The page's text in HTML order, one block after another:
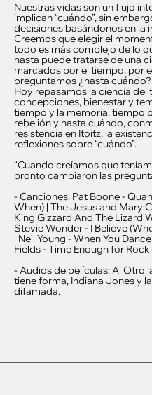
Nuestras vidas son un flujo
implican “cuándo”, sin
decisiones basándonos en la
Creemos que elegir el
todo es más complejo de lo
hasta puede tratarse de una
marcados por el tiempo, por
preguntamos ¿hasta cuándo?
Hoy repasamos la ciencia
concepciones, bienestar y
tiempo y la memoria, tiempo
rebelión y hasta cuándo,
resistencia en Itoitz, la
reflexiones sobre “cuándo”.
“Cuando creíamos que
pronto cambiaron las
- Canciones: Pat Boone -
When) | The Jesus and Mary
King Gizzard And The Lizard
Stevie Wonder - I Believe
| Neil Young - When You
Fields - Time Enough for
- Audios de películas: Al Otro
tiene forma, Indiana Jones y
difamada.